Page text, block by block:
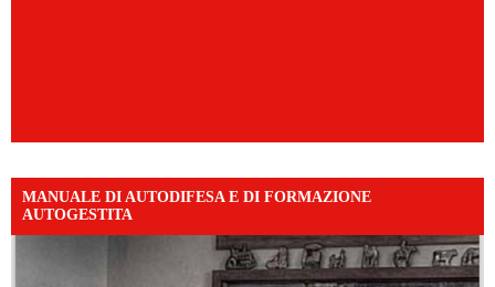
MANUALE DI AUTODIFESA E DI FORMAZIONE
AUTOGESTITA